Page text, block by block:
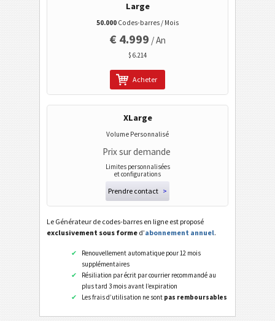
HIBC PAS QR-Code
NTIN (Data Matrix)
Pharmacode One-Track
Pharmacode Two-Track
PPN (Pharmacy Product Number)
PZN8
Codes ISBN
Cartes de visite
Codes calendrier
Wi-Fi codes barres
Large
50.000 Codes-barres / Mois
€ 4.999 / An
$ 6.214
Acheter
XLarge
Volume Personnalisé
Prix sur demande
Limites personnalisées
et configurations
Prendre contact >
Le Générateur de codes-barres en ligne est proposé
exclusivement sous forme d’abonnement annuel.
Renouvellement automatique pour 12 mois
supplémentaires
Résiliation par écrit par courrier recommandé au
plus tard 3 mois avant l’expiration
Les frais d’utilisation ne sont pas remboursables